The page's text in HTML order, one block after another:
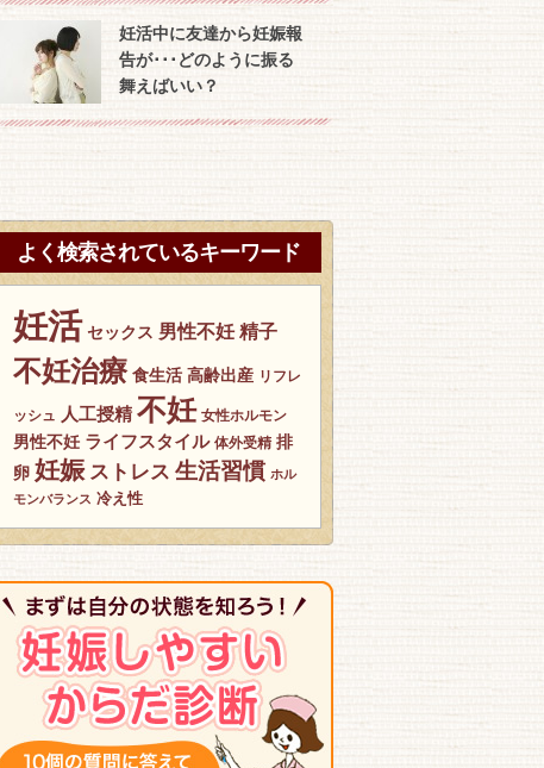
妊活中に友達から妊娠報
告が･･･どのように振る
舞えばいい？
よく検索されているキーワード
妊活 セックス 男性不妊 精子
不妊治療 食生活 高齢出産 リフレ
ッシュ 人工授精 不妊 女性ホルモン
男性不妊 ライフスタイル 体外受精 排
卵 妊娠 ストレス 生活習慣 ホル
モンバランス 冷え性